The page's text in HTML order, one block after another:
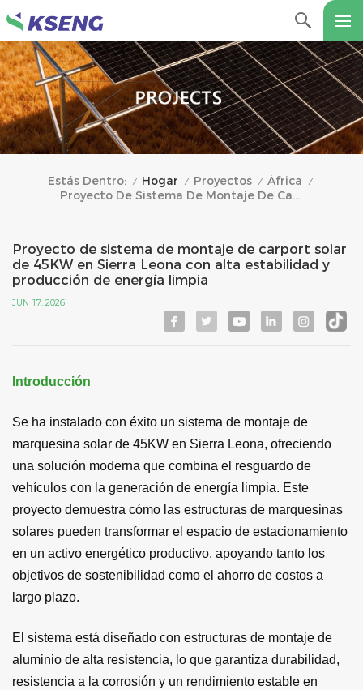
Estás Dentro: / Hogar / Proyectos / África /
Proyecto De Sistema De Montaje De Carport Solar De 45KW En Sierra Leona Con Alta Estabilidad Y Producción De Energía Limpia
Proyecto de sistema de montaje de carport solar
de 45KW en Sierra Leona con alta estabilidad y
producción de energía limpia
JUN 17, 2026
Introducción
Se ha instalado con éxito un sistema de montaje de
marquesina solar de 45KW en Sierra Leona, ofreciendo
una solución moderna que combina el resguardo de
vehículos con la generación de energía limpia. Este
proyecto demuestra cómo las estructuras de marquesinas
solares pueden transformar el espacio de estacionamiento
en un activo energético productivo, apoyando tanto los
objetivos de sostenibilidad como el ahorro de costos a
largo plazo.
El sistema está diseñado con estructuras de montaje de
aluminio de alta resistencia, lo que garantiza durabilidad,
resistencia a la corrosión y un rendimiento estable en